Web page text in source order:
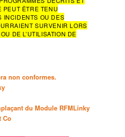
PEUT ÊTRE TENU
INCIDENTS OU DES
SURVENIR LORS
DE L’UTILISATION DE
non conformes.
du Module RFMLinky
Co